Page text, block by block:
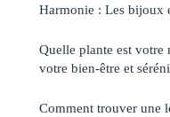
Harmonie : Les bijoux
Quelle plante est
votre bien-être et
Comment trouver une